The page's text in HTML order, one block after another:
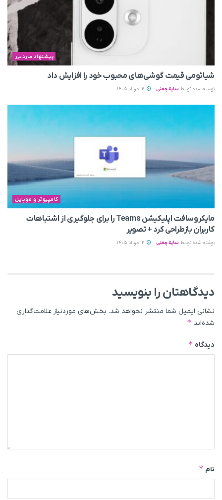
پیشنهاد سردبیر
شیائومی قیمت گوشی‌های محبوب خود را افزایش داد
نوشته شده توسط ساینا چمنی
کامپیوتر و موبایل
مایکروسافت اپلیکیشن Teams را برای جلوگیری از اشتباهات
کاربران بازطراحی کرد + تصویر
نوشته شده توسط ساینا چمنی
دیدگاهتان را بنویسید
نشانی ایمیل شما منتشر نخواهد شد. بخش‌های موردنیاز علامت‌گذاری
شده‌اند *
دیدگاه *
نام *